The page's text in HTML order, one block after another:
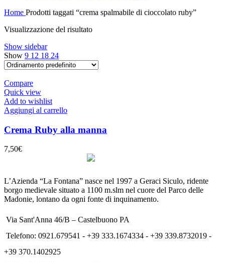
Home Prodotti taggati “crema spalmabile di cioccolato ruby”
Visualizzazione del risultato
Show sidebar
Show 9 12 18 24
Compare
Quick view
Add to wishlist
Aggiungi al carrello
Crema Ruby alla manna
7,50€
L’Azienda “La Fontana” nasce nel 1997 a Geraci Siculo, ridente
borgo medievale situato a 1100 m.slm nel cuore del Parco delle
Madonie, lontano da ogni fonte di inquinamento.
Via Sant'Anna 46/B – Castelbuono PA
Telefono: 0921.679541 - +39 333.1674334 - +39 339.8732019 -
+39 370.1402925